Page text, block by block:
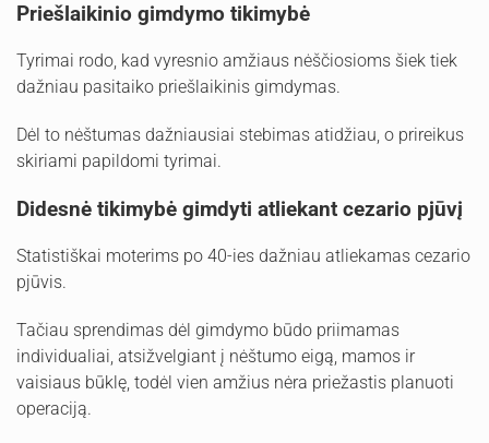
Priešlaikinio gimdymo tikimybė
Tyrimai rodo, kad vyresnio amžiaus nėščiosioms šiek tiek
dažniau pasitaiko priešlaikinis gimdymas.
Dėl to nėštumas dažniausiai stebimas atidžiau, o prireikus
skiriami papildomi tyrimai.
Didesnė tikimybė gimdyti atliekant cezario pjūvį
Statistiškai moterims po 40-ies dažniau atliekamas cezario
pjūvis.
Tačiau sprendimas dėl gimdymo būdo priimamas
individualiai, atsižvelgiant į nėštumo eigą, mamos ir
vaisiaus būklę, todėl vien amžius nėra priežastis planuoti
operaciją.